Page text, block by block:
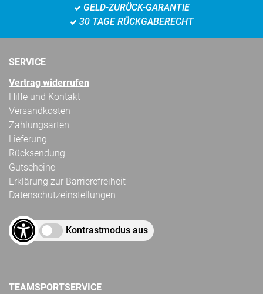
GELD-ZURÜCK-GARANTIE
30 TAGE RÜCKGABERECHT
SERVICE
Vertrag widerrufen
Hilfe und Kontakt
Versandkosten
Zahlungsarten
Lieferung
Rücksendung
Gutscheine
Erklärung zur Barrierefreiheit
Datenschutzeinstellungen
Kontrastmodus aus
TEAMSPORTSERVICE